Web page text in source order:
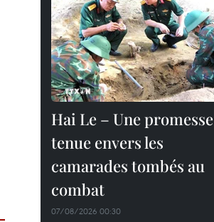
Hai Le – Une promesse
tenue envers les
camarades tombés au
combat
07/08/2026 00:30